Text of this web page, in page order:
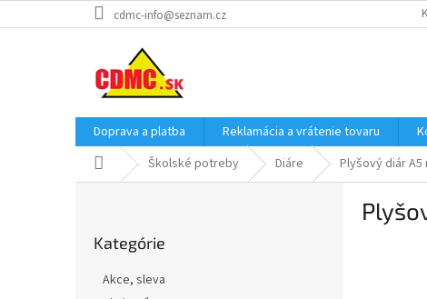
na
cdmc-info@seznam.cz
Doprava a platba Reklamácia a vrátenie tovaru
DomovŠkolské potreby Diáre Plyšový diár A5
kategórie
Kategórie
Akce, sleva